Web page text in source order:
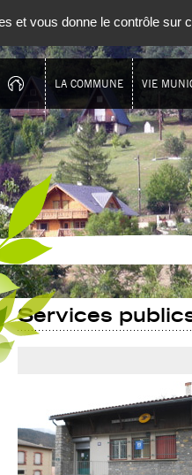
LA COMMUNE VIE
Services
et vous donne le contrôle sur